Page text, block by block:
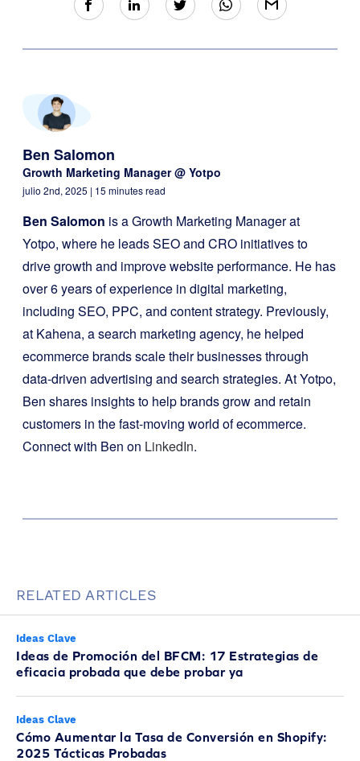
Ben Salomon
Growth Marketing Manager @ Yotpo
julio 2nd, 2025 | 15 minutes read
Ben Salomon is a Growth Marketing Manager at
Yotpo, where he leads SEO and CRO initiatives to
drive growth and improve website performance. He has
over 6 years of experience in digital marketing,
including SEO, PPC, and content strategy. Previously,
at Kahena, a search marketing agency, he helped
ecommerce brands scale their businesses through
data-driven advertising and search strategies. At Yotpo,
Ben shares insights to help brands grow and retain
customers in the fast-moving world of ecommerce.
Connect with Ben on LinkedIn.
RELATED ARTICLES
Ideas Clave
Ideas de Promoción del BFCM: 17 Estrategias de
eficacia probada que debe probar ya
Ideas Clave
Cómo Aumentar la Tasa de Conversión en Shopify:
2025 Tácticas Probadas